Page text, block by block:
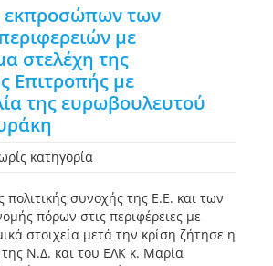
εκπροσώπων των
με
στελέχη της
Επιτροπής με
της ευρωβουλευτού
κατηγορία
συνοχής της Ε.Ε. και των
πόρων στις περιφέρειες με
στοιχεία μετά την κρίση ζήτησε η
Ν.Δ. και του ΕΛΚ κ. Μαρία